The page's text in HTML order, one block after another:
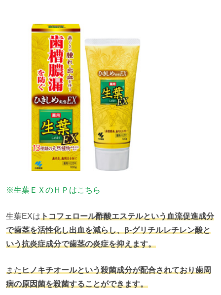
※生葉ＥＸのＨＰはこちら
生葉EXはトコフェロール酢酸エステルという血流促進成分
で歯茎を活性化し出血を減らし、β‐グリチルレチレン酸と
いう抗炎症成分で歯茎の炎症を抑えます。
またヒノキチオールという殺菌成分が配合されており歯周
病の原因菌を殺菌することができます。